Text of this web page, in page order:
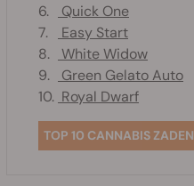
6.
Quick One
7.
Easy Start
8.
White Widow
9.
Green Gelato Auto
10. Royal Dwarf
TOP 10 CANNABIS ZADEN